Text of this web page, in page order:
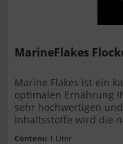
MarineFlakes
Marine Flakes ist ein
optimalen Ernährung
sehr hochwertigen
Inhaltsstoffe wird die
Contenu 1 Liter